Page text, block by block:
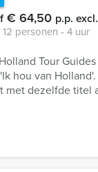
€ 64,50 p.p.
personen ‐ 4 uur
Tour
hou van
met dezelfde titel